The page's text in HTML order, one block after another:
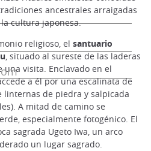
ancestrales arraigadas
cultura japonesa.
religioso, el santuario
, situado al sureste de las laderas
visita. Enclavado en el
a él por una escalinata de
linternas de piedra y salpicada
A mitad de camino se
especialmente fotogénico. El
sagrada Ugeto Iwa, un arco
un lugar sagrado.